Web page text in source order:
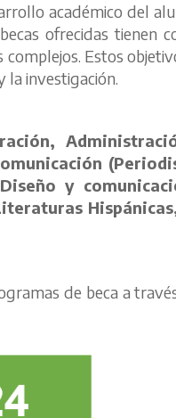
académico del
ofrecidas tienen
Estos
la investigación.
y
de beca a